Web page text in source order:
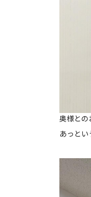
奥様との
あっと